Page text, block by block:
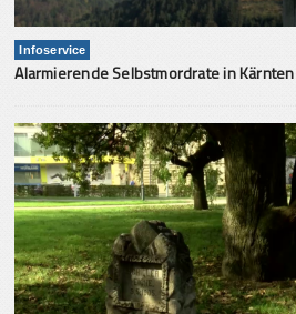
Infoservice
Alarmierende Selbstmordrate in Kärnten